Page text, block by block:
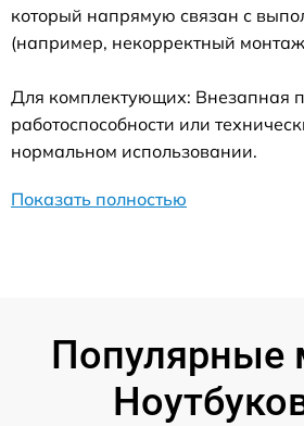
который напрямую связан с
(например, некорректный
Для комплектующих: Внезапная
работоспособности или
нормальном использовании.
Показать полностью
Популярные